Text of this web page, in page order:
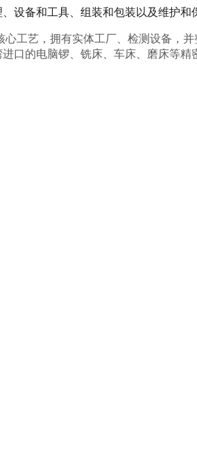
备和工具、组装和包装以及维护和
工艺，拥有实体工厂、检测设备，
口的电脑锣、铣床、车床、磨床等